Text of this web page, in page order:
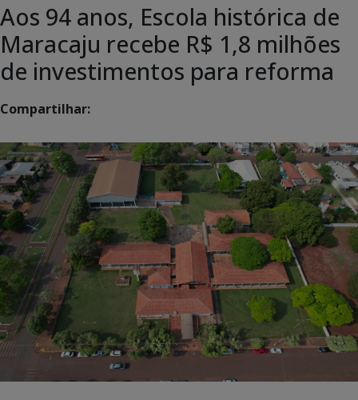
Aos 94 anos, Escola histórica de
Maracaju recebe R$ 1,8 milhões
de investimentos para reforma
Compartilhar: